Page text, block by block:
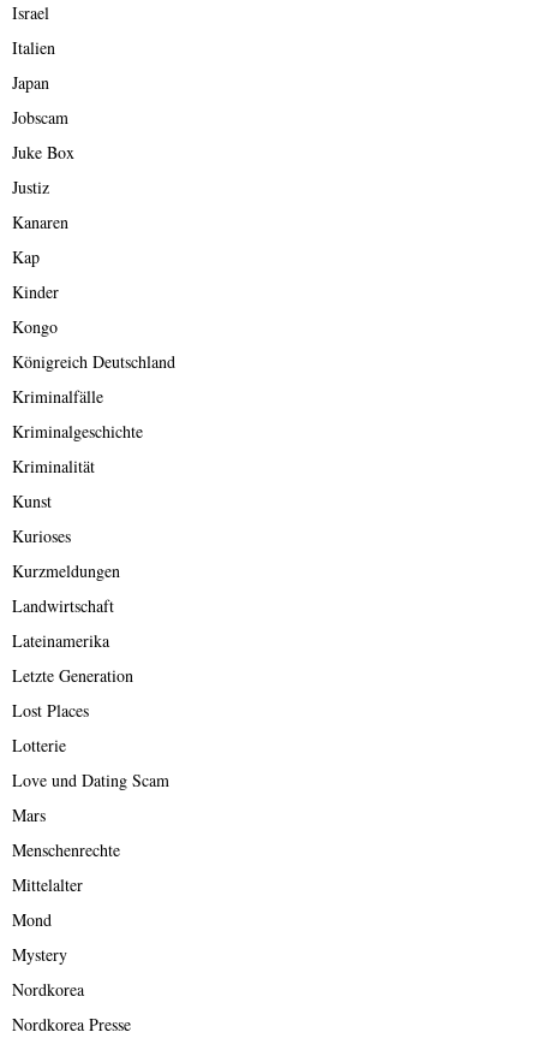
Israel
Italien
Japan
Jobscam
Juke Box
Justiz
Kanaren
Kap
Kinder
Kongo
Königreich Deutschland
Kriminalfälle
Kriminalgeschichte
Kriminalität
Kunst
Kurioses
Kurzmeldungen
Landwirtschaft
Lateinamerika
Letzte Generation
Lost Places
Lotterie
Love und Dating Scam
Mars
Menschenrechte
Mittelalter
Mond
Mystery
Nordkorea
Nordkorea Presse